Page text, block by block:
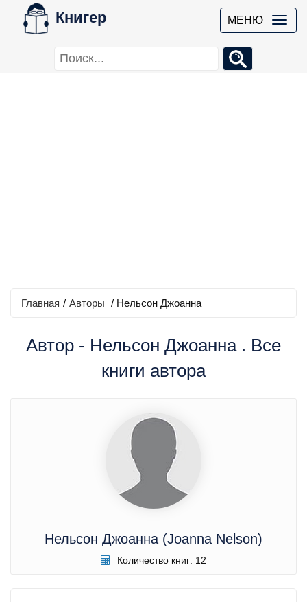
Книгер МЕНЮ
Главная / Авторы / Нельсон Джоанна
Автор - Нельсон Джоанна . Все
книги автора
Нельсон Джоанна (Joanna Nelson)
Количество книг: 12